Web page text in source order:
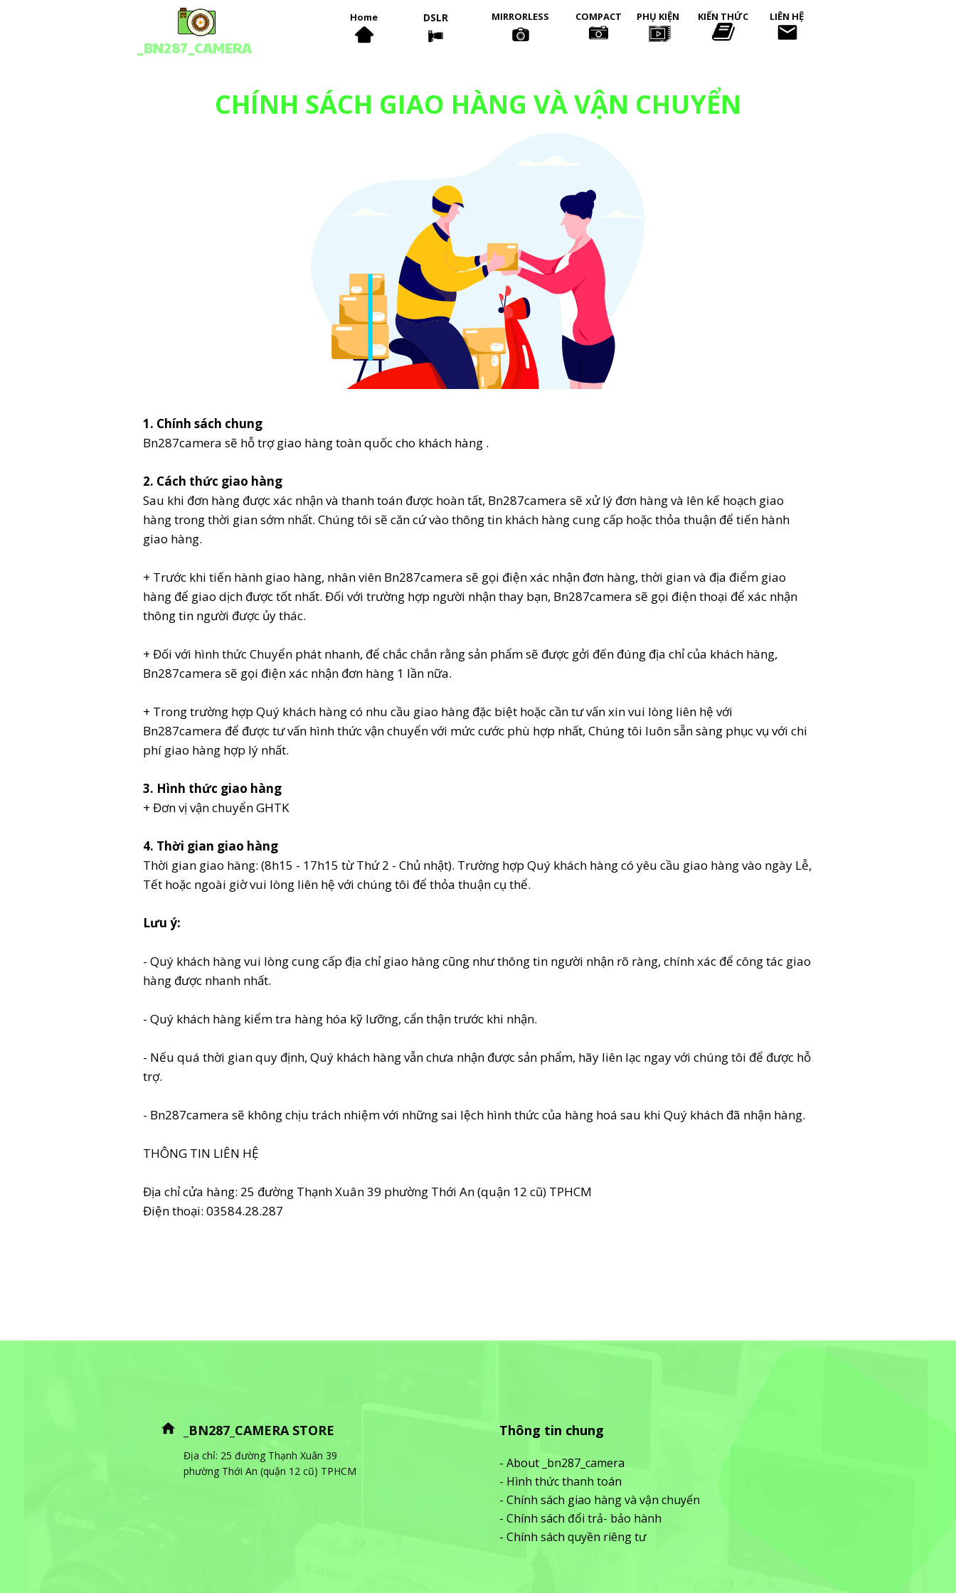
Home
_BN287_CAMERA
DSLR MIRRORLESS COMPACT PHỤ KIỆN KIẾN THỨC LIÊN HỆ
1. Chính sách chung
Bn287camera sẽ hỗ trợ giao hàng toàn quốc cho khách hàng .
2. Cách thức giao hàng
Sau khi đơn hàng được xác nhận và thanh toán được hoàn tất, Bn287camera sẽ xử lý đơn hàng và lên kế hoạch giao
hàng trong thời gian sớm nhất. Chúng tôi sẽ căn cứ vào thông tin khách hàng cung cấp hoặc thỏa thuận để tiến hành
giao hàng.
+ Trước khi tiến hành giao hàng, nhân viên Bn287camera sẽ gọi điện xác nhận đơn hàng, thời gian và địa điểm giao
hàng để giao dịch được tốt nhất. Đối với trường hợp người nhận thay bạn, Bn287camera sẽ gọi điện thoại để xác nhận
thông tin người được ủy thác.
+ Đối với hình thức Chuyển phát nhanh, để chắc chắn rằng sản phẩm sẽ được gởi đến đúng địa chỉ của khách hàng,
Bn287camera sẽ gọi điện xác nhận đơn hàng 1 lần nữa.
+ Trong trường hợp Quý khách hàng có nhu cầu giao hàng đặc biệt hoặc cần tư vấn xin vui lòng liên hệ với
Bn287camera để được tư vấn hình thức vận chuyển với mức cước phù hợp nhất, Chúng tôi luôn sẵn sàng phục vụ với chi
phí giao hàng hợp lý nhất.
3. Hình thức giao hàng
+ Đơn vị vận chuyển GHTK
4. Thời gian giao hàng
Thời gian giao hàng: (8h15 - 17h15 từ Thứ 2 - Chủ nhật). Trường hợp Quý khách hàng có yêu cầu giao hàng vào ngày Lễ,
Tết hoặc ngoài giờ vui lòng liên hệ với chúng tôi để thỏa thuận cụ thể.
Lưu ý:
- Quý khách hàng vui lòng cung cấp địa chỉ giao hàng cũng như thông tin người nhận rõ ràng, chính xác để công tác giao
hàng được nhanh nhất.
- Quý khách hàng kiểm tra hàng hóa kỹ lưỡng, cẩn thận trước khi nhận.
- Nếu quá thời gian quy định, Quý khách hàng vẫn chưa nhận được sản phẩm, hãy liên lạc ngay với chúng tôi để được hỗ
trợ.
- Bn287camera sẽ không chịu trách nhiệm với những sai lệch hình thức của hàng hoá sau khi Quý khách đã nhận hàng.
THÔNG TIN LIÊN HỆ
Địa chỉ cửa hàng: 25 đường Thạnh Xuân 39 phường Thới An (quận 12 cũ) TPHCM
Điện thoại: 03584.28.287
CHÍNH SÁCH GIAO HÀNG VÀ VẬN CHUYỂN
_BN287_CAMERA STORE
Địa chỉ: 25 đường Thạnh Xuân 39
phường Thới An (quận 12 cũ) TPHCM
Thông tin chung
- Hình thức thanh toán
- About _bn287_camera
- Chính sách giao hàng và vận chuyển
- Chính sách đổi trả- bảo hành
- Chính sách quyền riêng tư